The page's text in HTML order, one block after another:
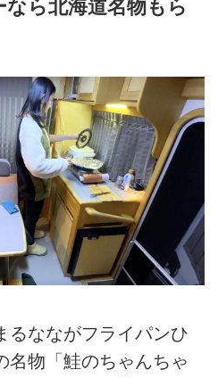
ら北海道名物もら
るなながフライパンひ
名物「鮭のちゃんちゃ